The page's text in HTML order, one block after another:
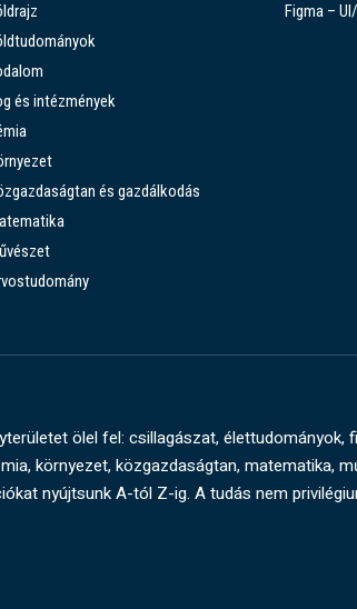
és intézmények
és gazdálkodás
Figma –
ölel fel: csillagászat,
környezet, közgazdaságtan, matematika,
nyújtsunk A-tól Z-ig. A tudás nem